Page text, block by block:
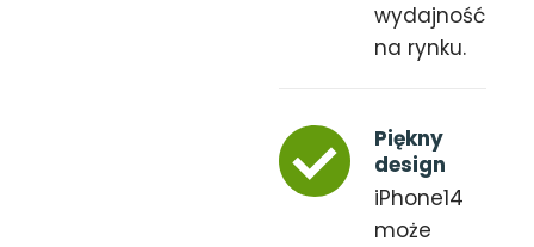
wydajność
na rynku.
Piękny
design
iPhone14
może